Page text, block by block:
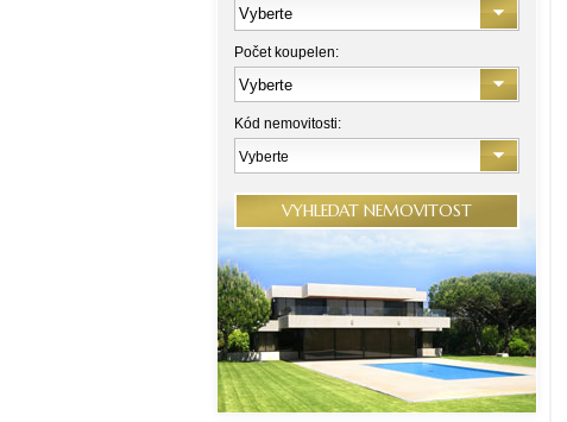
Počet koupelen:
Kód nemovitosti:
Vyberte
VYHLEDAT NEMOVITOST